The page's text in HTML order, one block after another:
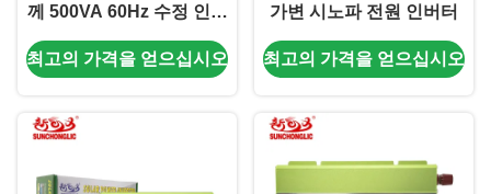
께 500VA 60Hz 수정 인버
터 12VDC에서 110VAC
전력 인버터
최고의 가격을 얻으십시오
가변 시노파 전원 인버터
최고의 가격을 얻으십시오